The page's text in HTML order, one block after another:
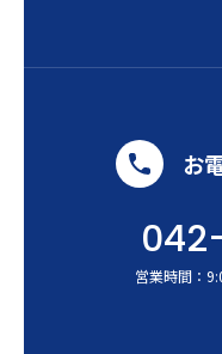
お
営業時間：